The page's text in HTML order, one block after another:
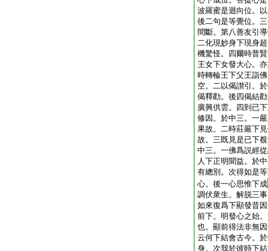
波羅蜜是迴向位。
後二句是等覺位。
間斷。第八善友引
二化現妙身下現身
機驚怪。四爾時普
王女下女發大心。
時轉輪王下父王詣
空。二以偈讃引。
偈釋勸。後四偈結
廣興供雲。四到已
修因。於中三。一
果故。二時莊嚴下
故。三既見是已下
中三。一佛爲説經
人下正明聞益。於
有總別。次得如是
心。後一心思惟下成
調伏衆生。解脱三
如來復爲下顯發昔
前下。明發心之始
也。顯前得法非無
云何下結會古今。
身。次我於彼時下